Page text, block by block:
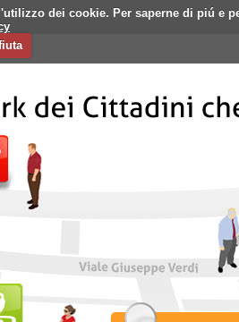
dei cookie. Per saperne di piú e